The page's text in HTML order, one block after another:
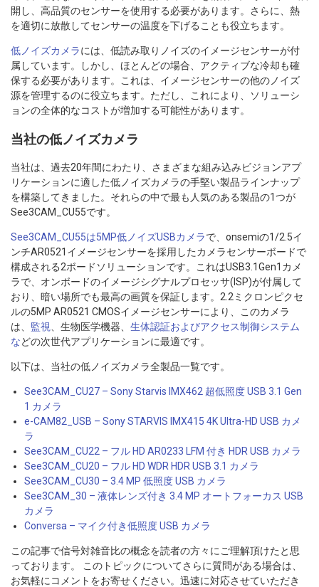
開し、高品質のセンサーを使用する必要があります。さらに、熱
を適切に放散してセンサーの温度を下げることも役立ちます。
低ノイズカメラには、低読み取りノイズのイメージセンサーが付
属しています。しかし、ほとんどの場合、アクティブな冷却も確
保する必要があります。これは、イメージセンサーの他のノイズ
源を管理するのに役立ちます。ただし、これにより、ソリューシ
ョンの全体的なコストが増加する可能性があります。
当社の低ノイズカメラ
当社は、過去20年間にわたり、さまざまな組み込みビジョンアプ
リケーションに適した低ノイズカメラの手堅い製品ラインナップ
を構築してきました。それらの中で最も人気のある製品の1つが
See3CAM_CU55です。
See3CAM_CU55は5MP低ノイズUSBカメラで、onsemiの1/2.5イ
ンチAR0521イメージセンサーを採用したカメラセンサーボードで
構成される2ボードソリューションです。これはUSB3.1Gen1カメ
ラで、オンボードのイメージシグナルプロセッサ(ISP)が付属して
おり、暗い場所でも最高の画質を保証します。2.2ミクロンピクセ
ルの5MP AR0521 CMOSイメージセンサーにより、このカメラ
は、 監視 、生物医学機器、 生体認証およびアクセス制御システム
などの次世代アプリケーションに最適です。
以下は、当社の低ノイズカメラ全製品一覧です。
See3CAM_CU27 – Sony Starvis IMX462 超低照度 USB 3.1 Gen
1 カメラ
e-CAM82_USB – Sony STARVIS IMX415 4K Ultra-HD USB カメ
ラ
See3CAM_CU22 – フル HD AR0233 LFM 付き HDR USB カメラ
See3CAM_CU20 – フル HD WDR HDR USB 3.1 カメラ
See3CAM_CU30 – 3.4 MP 低照度 USB カメラ
See3CAM_30 – 液体レンズ付き 3.4 MP オートフォーカス USB
カメラ
Conversa – マイク付き低照度 USB カメラ
この記事で信号対雑音比の概念を読者の方々にご理解頂けたと思
っております。 このトピックについてさらに質問がある場合は、
お気軽にコメントをお寄せください。迅速に対応させていただき